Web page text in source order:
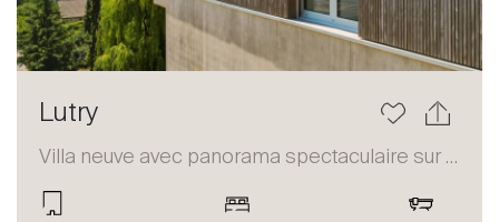
Lutry
Villa neuve avec panorama spectaculaire sur le Lac à Lutry